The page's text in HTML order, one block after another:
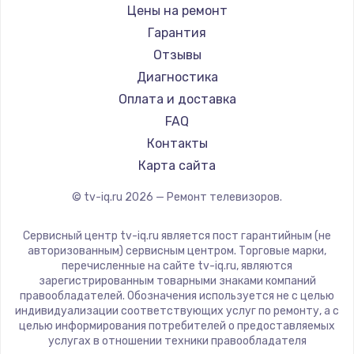
Замена видеокарты
1600 руб.
Ремонт разъема питания
880 руб.
Заказать
Замена видеочипа
Заказать
Замена северного моста
2600 руб.
Заказать
Daewoo
Centek
Telefunken
Hyundai
Doffler
Hiper
Grundig
HITACHI
Yandex
National
iFFALCON
Tuvio
Nord
Цены на ремонт
Гарантия
Отзывы
Диагностика
Оплата и доставка
FAQ
Контакты
Карта сайта
© tv-iq.ru 2026 — Ремонт телевизоров.
Сервисный центр tv-iq.ru является пост гарантийным (не
авторизованным) сервисным центром. Торговые марки,
перечисленные на сайте tv-iq.ru, являются
зарегистрированным товарными знаками компаний
правообладателей. Обозначения используется не с целью
индивидуализации соответствующих услуг по ремонту, а с
целью информирования потребителей о предоставляемых
услугах в отношении техники правообладателя